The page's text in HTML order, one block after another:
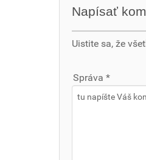
Napísať
Uistite sa, že
Správa *